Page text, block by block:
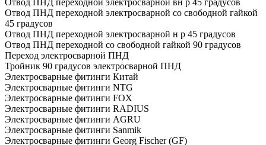
Отвод ПНД переходной электросварной вн р 45 градусов
Отвод ПНД переходной электросварной со свободной гайкой
45 градусов
Отвод ПНД переходной электросварной н р 45 градусов
Отвод ПНД переходной со свободной гайкой 90 градусов
Переход электросварной ПНД
Тройник 90 градусов электросварной ПНД
Электросварные фитинги Китай
Электросварные фитинги NTG
Электросварные фитинги FOX
Электросварные фитинги RADIUS
Электросварные фитинги AGRU
Электросварные фитинги Sanmik
Электросварные фитинги Georg Fischer (GF)